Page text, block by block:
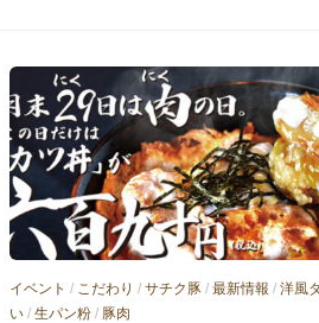
イベント / こだわり / サチク豚 / 最新情報 / 洋風
い / 生パン粉 / 豚肉